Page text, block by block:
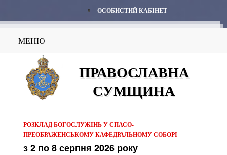
ОСОБИСТИЙ КАБІНЕТ
МЕНЮ
ПРАВОСЛАВНА
СУМЩИНА
РОЗКЛАД БОГОСЛУЖІНЬ У СПАСО-
ПРЕОБРАЖЕНСЬКОМУ КАФЕДРАЛЬНОМУ СОБОРІ
з 2 по 8 серпня 2026 року